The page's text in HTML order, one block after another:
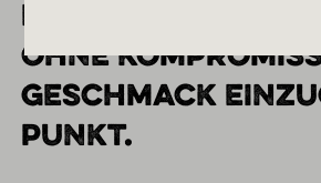
ENTWICKELT &
OHNE
GESCHMACK
PUNKT.